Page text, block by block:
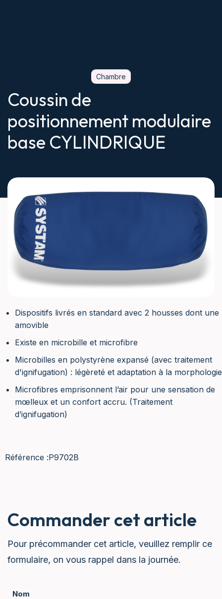
Chambre
Coussin de
positionnement modulaire
base CYLINDRIQUE
Dispositifs livrés en standard avec 2 housses dont une
amovible
Existe en microbille et microfibre
Microbilles en polystyrène expansé (avec traitement
d'ignifugation) : légèreté et adaptation à la morphologie
Microfibres emprisonnent l’air pour une sensation de
mœlleux et un confort accru. (Traitement
d’ignifugation)
Référence :P9702B
Commander cet article
Pour précommander cet article, veuillez remplir ce
formulaire, on vous rappel dans la journée.
Nom